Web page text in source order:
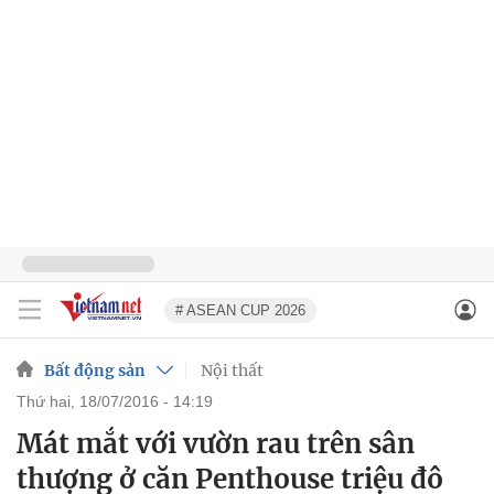
# ASEAN CUP 2026
Bất động sản Nội thất
thứ hai, 18/07/2016 - 14:19
Mát mắt với vườn rau trên sân
thượng ở căn Penthouse triệu đô